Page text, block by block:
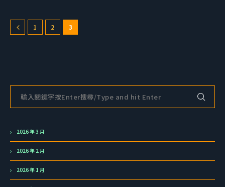
1 2 3
2026 年 3 月
2026 年 2 月
2026 年 1 月